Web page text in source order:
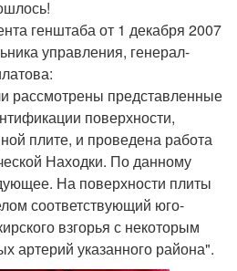
генштаба от 1 декабря 2007
управления, генерал-
рассмотрены представленные
поверхности,
плите, и проведена работа
Находки. По данному
На поверхности плиты
соответствующий юго-
взгорья с некоторым
артерий указанного района".